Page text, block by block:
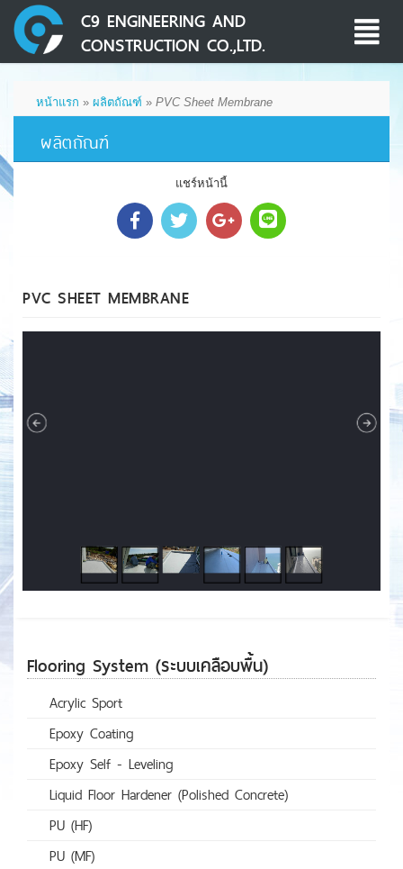
Toggle
C9 ENGINEERING AND
CONSTRUCTION CO.,LTD.
หน้าแรก » ผลิตถัณฑ์ » PVC Sheet Membrane
ผลิตถัณฑ์
แชร์หน้านี้
PVC SHEET MEMBRANE
Flooring System (ระบบเคลือบพื้น)
Acrylic Sport
Epoxy Coating
Epoxy Self - Leveling
Liquid Floor Hardener (Polished Concrete)
PU (HF)
PU (MF)